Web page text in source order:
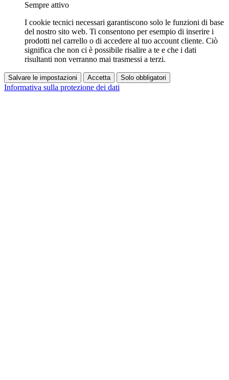
Sempre attivo
I cookie tecnici necessari garantiscono solo le funzioni di base
del nostro sito web. Ti consentono per esempio di inserire i
prodotti nel carrello o di accedere al tuo account cliente. Ciò
significa che non ci è possibile risalire a te e che i dati
risultanti non verranno mai trasmessi a terzi.
Salvare le impostazioni Accetta Solo obbligatori
Informativa sulla protezione dei dati